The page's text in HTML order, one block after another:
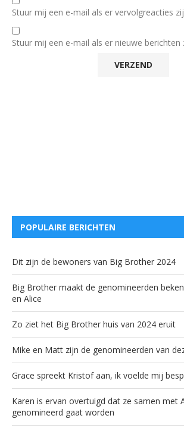
Stuur mij een e-mail als er vervolgreacties
Stuur mij een e-mail als er nieuwe berichten
POPULAIRE BERICHTEN
Dit zijn de bewoners van Big Brother 2024
Big Brother maakt de genomineerden
en Alice
Zo ziet het Big Brother huis van 2024 eruit
Mike en Matt zijn de genomineerden van
Grace spreekt Kristof aan, ik voelde mij
Karen is ervan overtuigd dat ze samen met
genomineerd gaat worden